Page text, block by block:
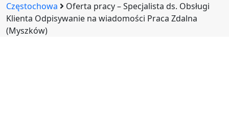
Częstochowa
Oferta pracy – Specjalista ds. Obsługi
Klienta Odpisywanie na wiadomości Praca Zdalna
(Myszków)